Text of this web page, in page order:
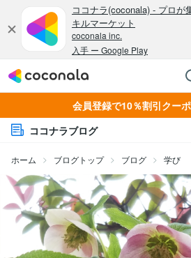
会員登録で10％割引クー
ココナラブログ
ホーム ブログトップ ブログ 学び